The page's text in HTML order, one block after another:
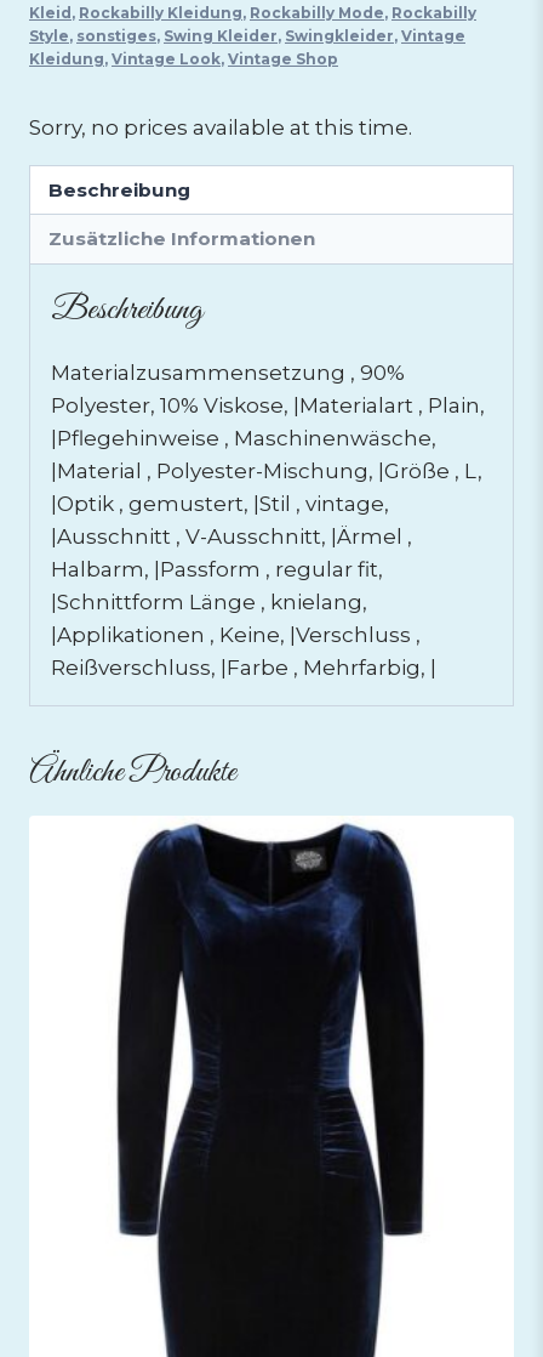
Kleid , Rockabilly Kleidung, Rockabilly Mode, Rockabilly
Style, sonstiges, Swing Kleider, Swingkleider, Vintage
Kleidung, Vintage Look, Vintage Shop
Sorry, no prices available at this time.
Beschreibung
Zusätzliche Informationen
Beschreibung
Materialzusammensetzung , 90%
Polyester, 10% Viskose, |Materialart , Plain,
|Pflegehinweise , Maschinenwäsche,
|Material , Polyester-Mischung, |Größe , L,
|Optik , gemustert, |Stil , vintage,
|Ausschnitt , V-Ausschnitt, |Ärmel ,
Halbarm, |Passform , regular fit,
|Schnittform Länge , knielang,
|Applikationen , Keine, |Verschluss ,
Reißverschluss, |Farbe , Mehrfarbig, |
Ähnliche Produkte